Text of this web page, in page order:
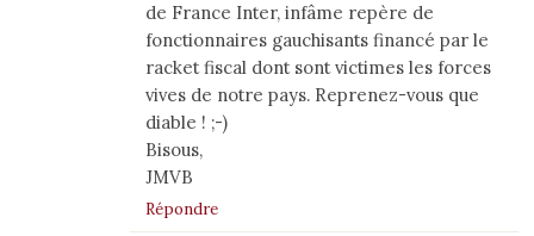
de France Inter, infâme repère de
fonctionnaires gauchisants financé par le
racket fiscal dont sont victimes les forces
vives de notre pays. Reprenez-vous que
diable ! ;-)
Bisous,
JMVB
Répondre